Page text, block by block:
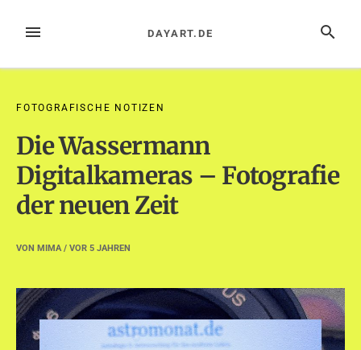
InhaltMENÜ SUCHE
DAYART.DE
FOTOGRAFISCHE NOTIZEN
Die Wassermann
Digitalkameras – Fotografie
der neuen Zeit
VON MIMA/ VOR 5 JAHREN